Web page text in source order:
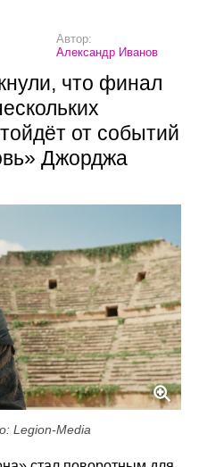
Автор:
Александр Иванов
что финал
от событий
Джорджа
Legion-Media